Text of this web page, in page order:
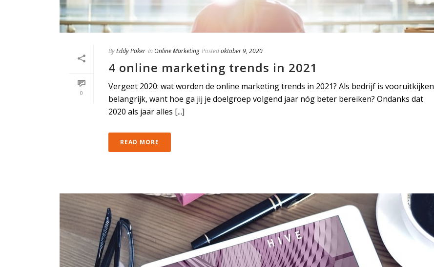
0
ByEddy Poker In Online Marketing Postedoktober 9, 2020
4 online marketing trends in 2021
Vergeet 2020: wat worden de online marketing trends in 2021? Als bedrijf is vooruitkijken
belangrijk, want hoe ga jij je doelgroep volgend jaar nóg beter bereiken? Ondanks dat
2020 als jaar alles [...]
READ MORE